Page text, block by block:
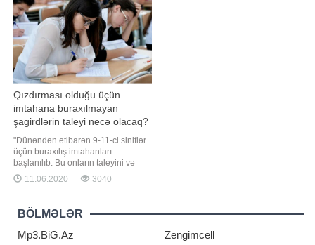
Qızdırması olduğu üçün
imtahana buraxılmayan
şagirdlərin taleyi necə olacaq?
-VİDEO
"Dünəndən etibarən 9-11-ci siniflər
üçün buraxılış imtahanları
başlanılıb. Bu onların taleyini və
gələcək müqəddəratını müəyyən
edən bir məsələdir. DİM məlumat
olarkən hər kəs qoruyucu
maskadan istifadə etməlidir".
BİG.AZ xəbər verir ki, bu sözləri
təhsil üzr
11.06.2020 3040
BÖLMƏLƏR
Mp3.BiG.Az
Zengimcell